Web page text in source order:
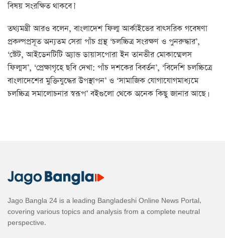
বিষয় সংরক্ষিত থাকবে।’
তথ্যমন্ত্রী আরও বলেন, বাংলাদেশ ফিল্ম আর্কাইভের বাৎসরিক গবেষণা
প্রকল্পপ্রসূত অন্যতম সেরা পাঁচ গ্রন্থ ‘চলচ্চিত্র সংরক্ষণ ও পুনরুদ্ধার’,
‘স্টেট, আইডেনটিটি অ্যান্ড ডায়াসপোরা ইন তানভীর মোকাম্মেলস
ফিল্মস’, ‘প্রেক্ষাগৃহে ছবি দেখা: পাঁচ দশকের বিবর্তন’, ‘বিদেশি চলচ্চিত্রে
বাংলাদেশের মুক্তিযুদ্ধের উপস্থাপন’ ও ‘সামাজিক যোগাযোগমাধ্যমে
চলচ্চিত্র সমালোচনার স্বরূপ’ বইগুলো থেকে অনেক কিছু জানার আছে।
Jago Bangla 24 is a leading Bangladeshi Online News Portal,
covering various topics and analysis from a complete neutral
perspective.